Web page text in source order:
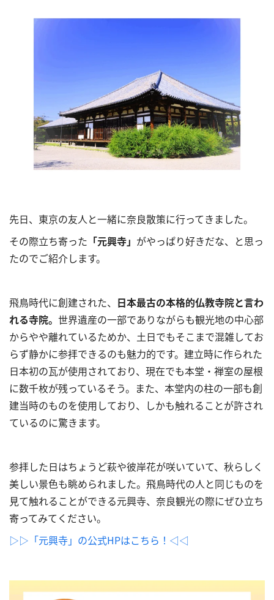
先日、東京の友人と一緒に奈良散策に行ってきました。
その際立ち寄った 「元興寺」 がやっぱり好きだな、と思っ
たのでご紹介します。
飛鳥時代に創建された、 日本最古の本格的仏教寺院と言わ
れる寺院。 世界遺産の一部でありながらも観光地の中心部
からやや離れているためか、土日でもそこまで混雑してお
らず静かに参拝できるのも魅力的です。建立時に作られた
日本初の瓦が使用されており、現在でも本堂・禅室の屋根
に数千枚が残っているそう。また、本堂内の柱の一部も創
建当時のものを使用しており、しかも触れることが許され
ているのに驚きます。
参拝した日はちょうど萩や彼岸花が咲いていて、秋らしく
美しい景色も眺められました。飛鳥時代の人と同じものを
見て触れることができる元興寺、奈良観光の際にぜひ立ち
寄ってみてください。
▷▷「元興寺」の公式HPはこちら！◁◁